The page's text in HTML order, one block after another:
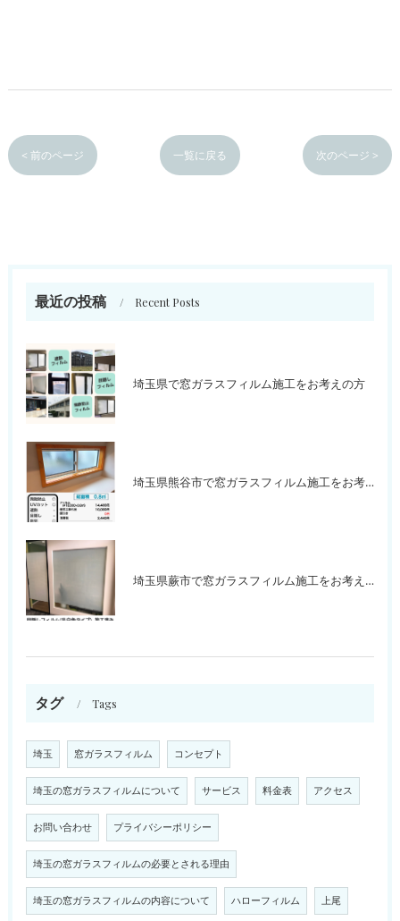
< 前のページ 一覧に戻る 次のページ >
最近の投稿 Recent Posts
埼玉県で窓ガラスフィルム施工をお考えの方
埼玉県熊谷市で窓ガラスフィルム施工をお考えの方
埼玉県蕨市で窓ガラスフィルム施工をお考えの方
タグ Tags
埼玉 窓ガラスフィルム コンセプト
埼玉の窓ガラスフィルムについて サービス 料金表 アクセス
お問い合わせ プライバシーポリシー
埼玉の窓ガラスフィルムの必要とされる理由
埼玉の窓ガラスフィルムの内容について ハローフィルム 上尾